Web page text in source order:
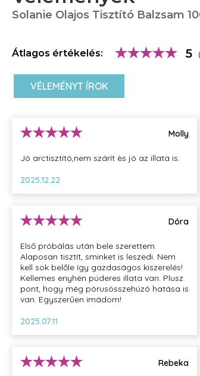
Solanie Olajos Tisztító Balzsam
Átlagos értékelés: 5
VÉLEMÉNYT ÍROK
Molly
Jó arctisztító,nem szárít ès jó az illata is.
2025.12.22
Dóra
Első próbálás után bele szerettem.
Alaposan tisztít, sminket is leszedi. Nem
kell sok belőle így gazdaságos kiszerelés!
Kellemes enyhén púderes illata van. Plusz
pont, hogy még pórusösszehúzó hatása is
van. Egyszerűen imádom!
2025.07.11
Rebeka